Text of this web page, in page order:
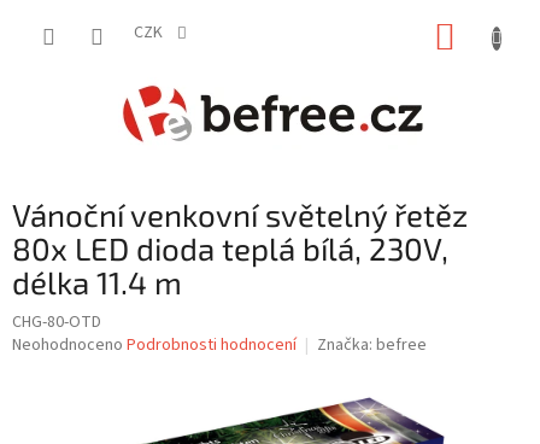
CZK
Vánoční venkovní světelný řetěz
80x LED dioda teplá bílá, 230V,
délka 11.4 m
CHG-80-OTD
Průměrné
Neohodnoceno Podrobnosti hodnocení Značka: befree